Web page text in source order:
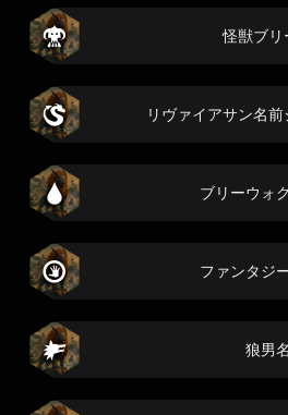
怪獣ブリ
リヴァイアサン名
ブリーウォ
ファンタジ
狼男名